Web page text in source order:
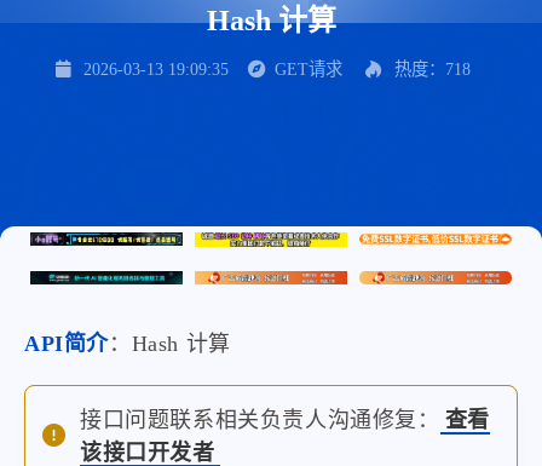
Hash 计算
2026-03-13 19:09:35 GET请求 热度：718
API简介：Hash 计算
接口问题联系相关负责人沟通修复：
查看
该接口开发者